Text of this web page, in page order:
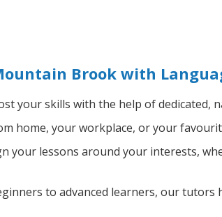
Brook with
your skills with the help of dedicated,
home, your workplace, or your
your lessons around your interests,
to advanced learners, our